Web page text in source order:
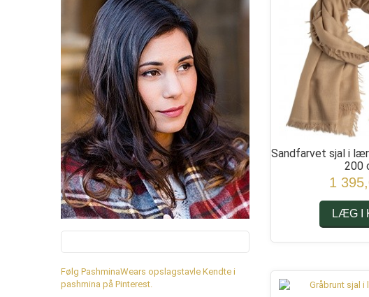
Følg PashminaWears opslagstavle Kendte i
pashmina på Pinterest.
Sandfarvet sjal i
200
1
LÆG I